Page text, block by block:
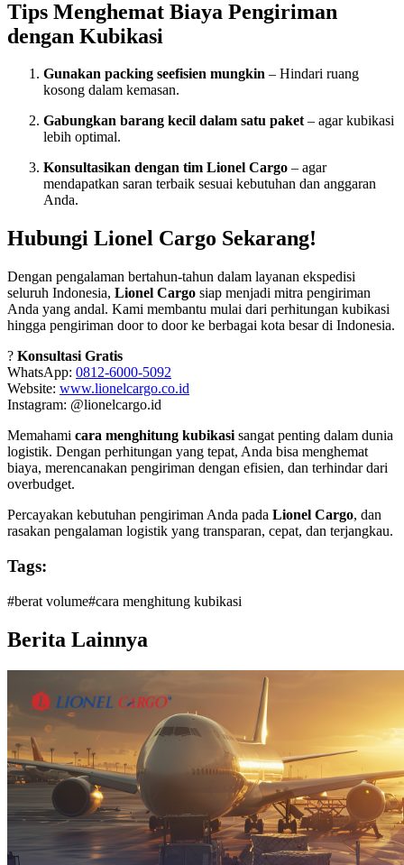
Tips Menghemat Biaya Pengiriman
dengan Kubikasi
Gunakan packing seefisien mungkin – Hindari ruang
kosong dalam kemasan.
Gabungkan barang kecil dalam satu paket– agar kubikasi
lebih optimal.
Konsultasikan dengan tim Lionel Cargo – agar
mendapatkan saran terbaik sesuai kebutuhan dan anggaran
Anda.
Hubungi Lionel Cargo Sekarang!
Dengan pengalaman bertahun-tahun dalam layanan ekspedisi
seluruh Indonesia, Lionel Cargo siap menjadi mitra pengiriman
Anda yang andal. Kami membantu mulai dari perhitungan kubikasi
hingga pengiriman door to door ke berbagai kota besar di Indonesia.
? Konsultasi Gratis
WhatsApp: 0812-6000-5092
Website: www.lionelcargo.co.id
Instagram: @lionelcargo.id
Memahami cara menghitung kubikasi sangat penting dalam dunia
logistik. Dengan perhitungan yang tepat, Anda bisa menghemat
biaya, merencanakan pengiriman dengan efisien, dan terhindar dari
overbudget.
Percayakan kebutuhan pengiriman Anda pada Lionel Cargo, dan
rasakan pengalaman logistik yang transparan, cepat, dan terjangkau.
Tags:
#berat volume#cara menghitung kubikasi
Berita Lainnya